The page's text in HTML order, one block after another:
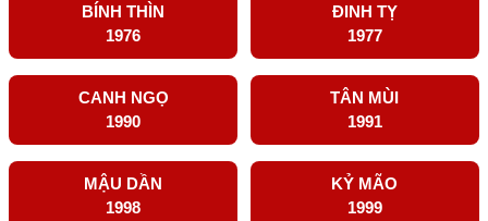
BÍNH THÌN
1976
ĐINH TỴ
1977
CANH NGỌ
1990
TÂN MÙI
1991
MẬU DẦN
1998
KỶ MÃO
1999